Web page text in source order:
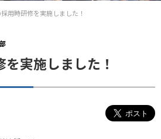
用時研修を実施しました！
実施しました！